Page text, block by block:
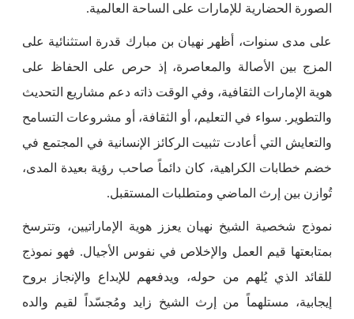
الصورة الحضارية للإمارات على الساحة العالمية.
على مدى سنوات، أظهر نهيان بن مبارك قدرة استثنائية على
المزج بين الأصالة والمعاصرة، إذ حرص على الحفاظ على
هوية الإمارات الثقافية، وفي الوقت ذاته دعم مشاريع التحديث
والتطوير. سواء في التعليم، أو الثقافة، أو مشروعات التسامح
والتعايش التي أعادت تثبيت الركائز الإنسانية في المجتمع في
خضم خطابات الكراهية، كان دائماً صاحب رؤية بعيدة المدى،
تُوازن بين إرث الماضي ومتطلبات المستقبل.
نموذج شخصية الشيخ نهيان يعزز هوية الإماراتيين، وتترسخ
بمتابعتها قيم العمل والإخلاص في نفوس الأجيال. فهو نموذج
للقائد الذي يُلهم من حوله، ويدفعهم للإبداع والإنجاز بروح
إيجابية، مستلهماً من إرث الشيخ زايد ومُجسّداً لقيم والده